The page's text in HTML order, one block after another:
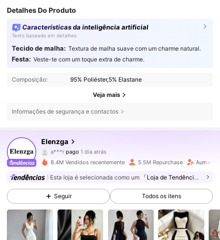
Detalhes Do Produto
Características da inteligência artificial
Texto baseado em detalhes
Tecido de malha: Textura de malha suave com um charme natural.
Festa: Veste-te com um toque extra de charme.
Composição: 95% Poliéster,5% Elastane
Veja mais
Informações de segurança e contactos
Elenzga
4,77
3M Seguidores
a***r
g***7 seguiu10 minutos atrás
4,77 3M Seguidores
4,77 3M Seguidores
8.4M Vendidos recentemente 5.5M Repurchase Aumento
Esta loja é selecionada como um 「Loja de Tendências」
Seguir Todos os itens